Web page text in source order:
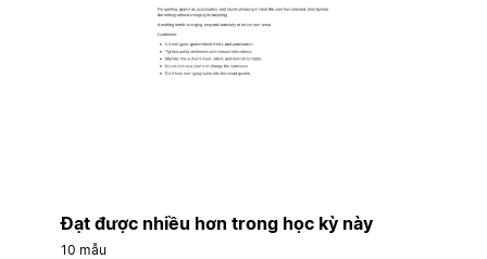
Đạt được nhiều hơn trong học kỳ này
10 mẫu